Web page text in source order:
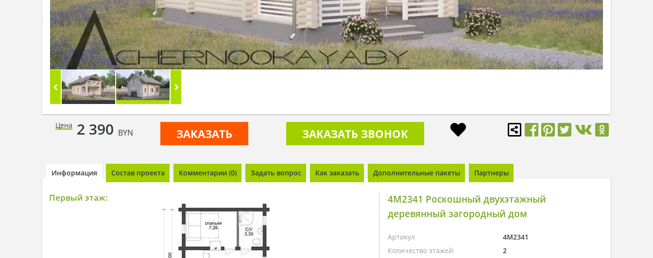
Цена 2 390 BYN ЗАКАЗАТЬ ЗАКАЗАТЬ ЗВОНОК
Информация Состав проекта Комментарии (0) Задать вопрос Как заказать Дополнительные пакеты Партнеры
Первый этаж:
4M2341 Роскошный двухэтажный
деревянный загородный дом
Артикул
4M2341
Количество этажей:
2